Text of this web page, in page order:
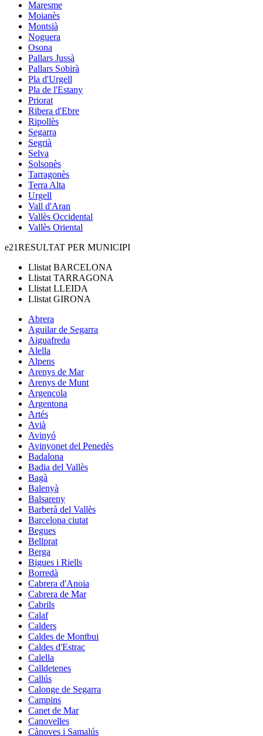
Maresme
Moianès
Montsià
Noguera
Osona
Pallars Jussà
Pallars Sobirà
Pla d'Urgell
Pla de l'Estany
Priorat
Ribera d'Ebre
Ripollès
Segarra
Segrià
Selva
Solsonès
Tarragonès
Terra Alta
Urgell
Vall d'Aran
Vallès Occidental
Vallès Oriental
e21RESULTAT PER MUNICIPI
Llistat BARCELONA
Llistat TARRAGONA
Llistat LLEIDA
Llistat GIRONA
Abrera
Aguilar de Segarra
Aiguafreda
Alella
Alpens
Arenys de Mar
Arenys de Munt
Argençola
Argentona
Artés
Avià
Avinyó
Avinyonet del Penedès
Badalona
Badia del Vallès
Bagà
Balenyà
Balsareny
Barberà del Vallès
Barcelona ciutat
Begues
Bellprat
Berga
Bigues i Riells
Borredà
Cabrera d'Anoia
Cabrera de Mar
Cabrils
Calaf
Calders
Caldes de Montbui
Caldes d'Estrac
Calella
Calldetenes
Callús
Calonge de Segarra
Campins
Canet de Mar
Canovelles
Cànoves i Samalús